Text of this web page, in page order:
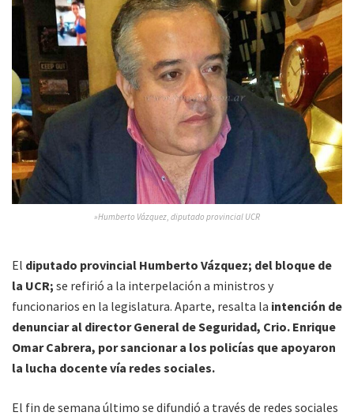
»Humberto Vázquez diputado provincial UCR
El diputado provincial Humberto Vázquez; del bloque de
la UCR; se refirió a la interpelación a ministros y
funcionarios en la legislatura. Aparte, resalta la intención de
denunciar al director General de Seguridad, Crio. Enrique
Omar Cabrera, por sancionar a los policías que apoyaron
la lucha docente vía redes sociales.
El fin de semana último se difundió a través de redes sociales